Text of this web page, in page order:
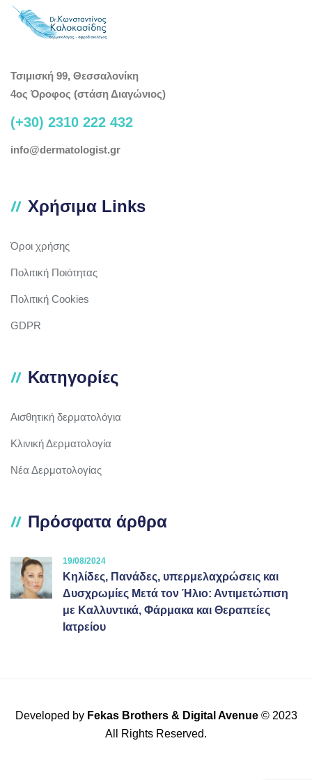
Τσιμισκή 99, Θεσσαλονίκη
4ος Όροφος (στάση Διαγώνιος)
(+30) 2310 222 432
info@dermatologist.gr
Χρήσιμα Links
Όροι χρήσης
Πολιτική Ποιότητας
Πολιτική Cookies
GDPR
Κατηγορίες
Αισθητική δερματολόγια
Κλινική Δερματολογία
Νέα Δερματολογίας
Πρόσφατα άρθρα
19/08/2024
Κηλίδες, Πανάδες, υπερμελαχρώσεις και
Δυσχρωμίες Μετά τον Ήλιο: Αντιμετώπιση
με Καλλυντικά, Φάρμακα και Θεραπείες
Ιατρείου
Developed by Fekas Brothers& Digital Avenue© 2023
All Rights Reserved.